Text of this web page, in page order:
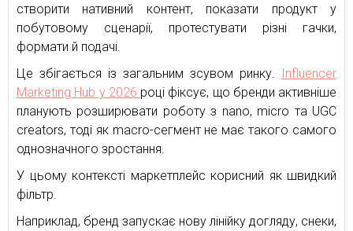
створити нативний контент, показати продукт у
побутовому сценарії, протестувати різні гачки,
формати й подачі.
Це збігається із загальним зсувом ринку.
Influencer
Marketing Hub у 2026 році фіксує, що бренди активніше
планують розширювати роботу з nano, micro та UGC
creators, тоді як macro-сегмент не має такого самого
однозначного зростання.
У цьому контексті маркетплейс корисний як швидкий
фільтр.
Наприклад, бренд запускає нову лінійку догляду, снеки,